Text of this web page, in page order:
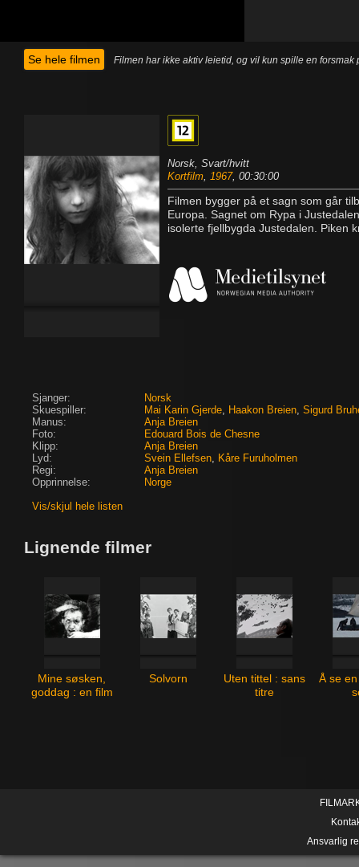
Se hele filmen Filmen har ikke aktiv leietid, og vil kun spille en forsmak
Norsk, Svart/hvitt
Kortfilm, 1967, 00:30:00
Filmen bygger på et sagn som går
Europa. Sagnet om Rypa i
isolerte fjellbygda Justedalen. Piken
Sjanger:
Norsk
Skuespiller:
Mai Karin Gjerde, Haakon Breien, Sigurd
Manus:
Anja Breien
Foto:
Edouard Bois de Chesne
Klipp:
Anja Breien
Lyd:
Svein Ellefsen, Kåre Furuholmen
Regi:
Anja Breien
Opprinnelse:
Norge
Vis/skjul hele listen
Lignende filmer
Mine søsken,
goddag : en film
Solvorn
Uten tittel : sans
titre
Å se
Ansvarlig